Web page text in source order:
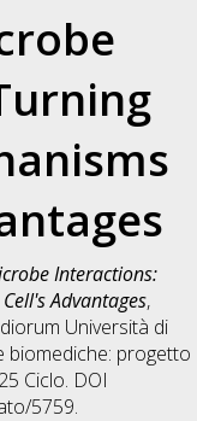
Interactions:
Advantages,
Università di
biomediche: progetto
Ciclo. DOI
5759.